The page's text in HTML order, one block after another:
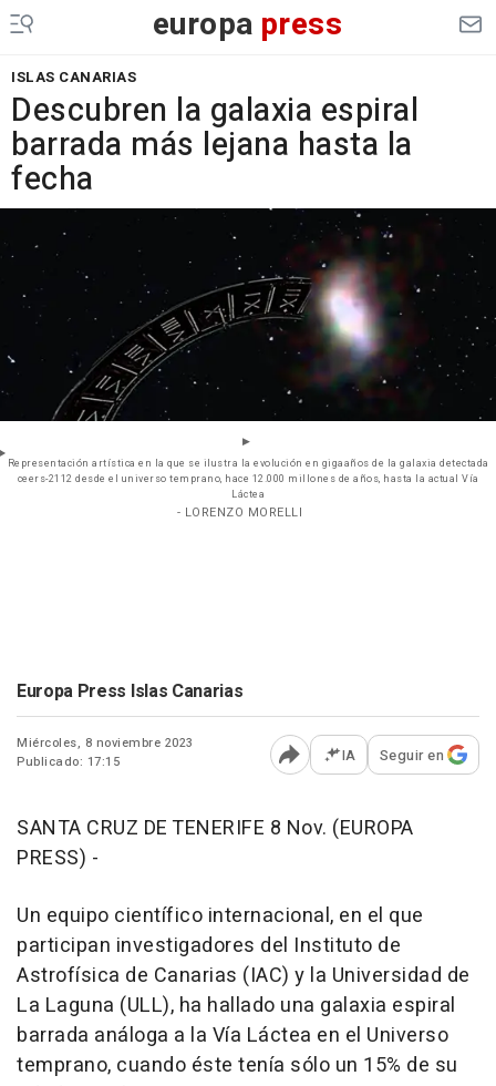
europa press
ISLAS CANARIAS
Descubren la galaxia espiral
barrada más lejana hasta la
fecha
Representación artística en la que se ilustra la evolución en gigaaños de la galaxia detectada
ceers-2112 desde el universo temprano, hace 12.000 millones de años, hasta la actual Vía
Láctea
- LORENZO MORELLI
Europa Press Islas Canarias
Miércoles, 8 noviembre 2023
Publicado: 17:15
Abrir opciones para
IA Seguir en
SANTA CRUZ DE TENERIFE 8 Nov. (EUROPA
PRESS) -
Un equipo científico internacional, en el que
participan investigadores del Instituto de
Astrofísica de Canarias (IAC) y la Universidad de
La Laguna (ULL), ha hallado una galaxia espiral
barrada análoga a la Vía Láctea en el Universo
temprano, cuando éste tenía sólo un 15% de su